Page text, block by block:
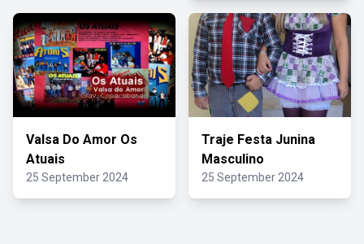
Valsa Do Amor Os
Atuais
25 September 2024
Traje Festa Junina
Masculino
25 September 2024